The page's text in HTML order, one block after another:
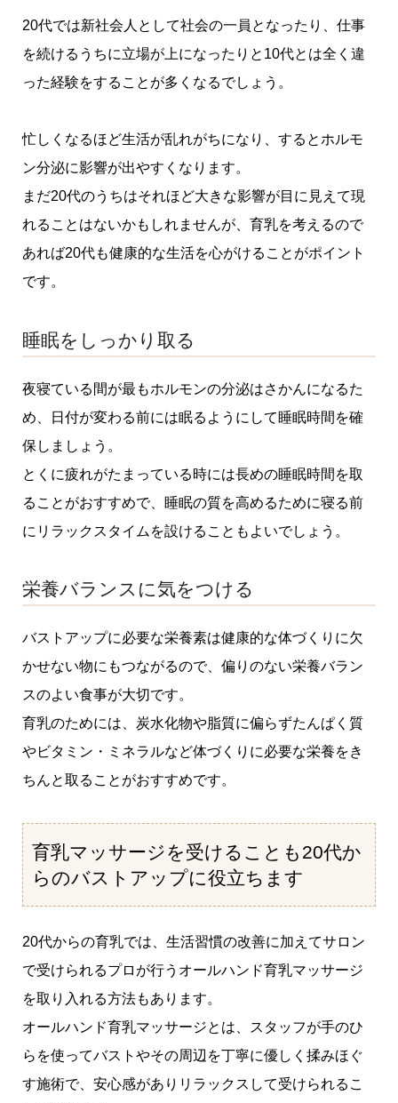
20代では新社会人として社会の一員となったり、仕事
を続けるうちに立場が上になったりと10代とは全く違
った経験をすることが多くなるでしょう。
忙しくなるほど生活が乱れがちになり、するとホルモ
ン分泌に影響が出やすくなります。
まだ20代のうちはそれほど大きな影響が目に見えて現
れることはないかもしれませんが、育乳を考えるので
あれば20代も健康的な生活を心がけることがポイント
です。
睡眠をしっかり取る
夜寝ている間が最もホルモンの分泌はさかんになるた
め、日付が変わる前には眠るようにして睡眠時間を確
保しましょう。
とくに疲れがたまっている時には長めの睡眠時間を取
ることがおすすめで、睡眠の質を高めるために寝る前
にリラックスタイムを設けることもよいでしょう。
栄養バランスに気をつける
バストアップに必要な栄養素は健康的な体づくりに欠
かせない物にもつながるので、偏りのない栄養バラン
スのよい食事が大切です。
育乳のためには、炭水化物や脂質に偏らずたんぱく質
やビタミン・ミネラルなど体づくりに必要な栄養をき
ちんと取ることがおすすめです。
育乳マッサージを受けることも20代か
らのバストアップに役立ちます
20代からの育乳では、生活習慣の改善に加えてサロン
で受けられるプロが行うオールハンド育乳マッサージ
を取り入れる方法もあります。
オールハンド育乳マッサージとは、スタッフが手のひ
らを使ってバストやその周辺を丁寧に優しく揉みほぐ
す施術で、安心感がありリラックスして受けられるこ